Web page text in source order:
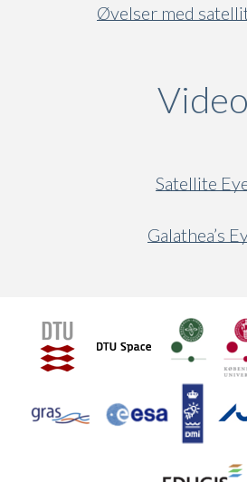
Øvelser med
Video
Satellite
Galathea’s